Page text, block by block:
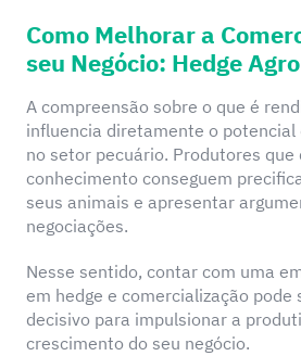
Como Melhorar a
seu Negócio: Hedge Agro
A compreensão sobre o que é
influencia diretamente o potencial
no setor pecuário. Produtores que
conhecimento conseguem
seus animais e apresentar
negociações.
Nesse sentido, contar com uma
em hedge e comercialização pode
decisivo para impulsionar a
crescimento do seu negócio.